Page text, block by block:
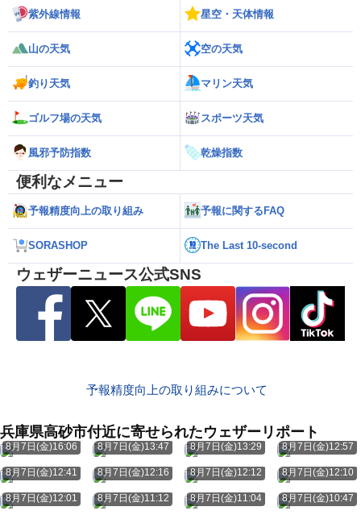
紫外線情報 星空・天体情報
山の天気 空の天気
釣り天気 マリン天気
ゴルフ場の天気 スポーツ天気
風邪予防指数 乾燥指数
便利なメニュー
予報精度向上の取り組み 予報に関するFAQ
SORASHOP The Last 10-second
ウェザーニュース公式SNS
予報精度向上の取り組みについて
兵庫県高砂市付近に寄せられたウェザーリポート
8月7日(金)16:06 8月7日(金)13:47 8月7日(金)13:29 8月7日(金)12:57
8月7日(金)12:41 8月7日(金)12:16 8月7日(金)12:12 8月7日(金)12:10
8月7日(金)12:01 8月7日(金)11:12 8月7日(金)11:04 8月7日(金)10:47